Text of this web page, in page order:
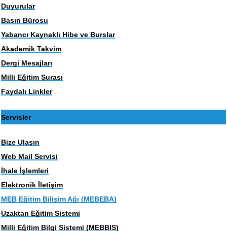
Duyurular
Basın Bürosu
Yabancı Kaynaklı Hibe ve Burslar
Akademik Takvim
Dergi Mesajları
Milli Eğitim Şurası
Faydalı Linkler
Servisler
Bize Ulaşın
Web Mail Servisi
İhale İşlemleri
Elektronik İletişim
MEB Eğitim Bilişim Ağı (MEBEBA)
Uzaktan Eğitim Sistemi
Milli Eğitim Bilgi Sistemi (MEBBIS)